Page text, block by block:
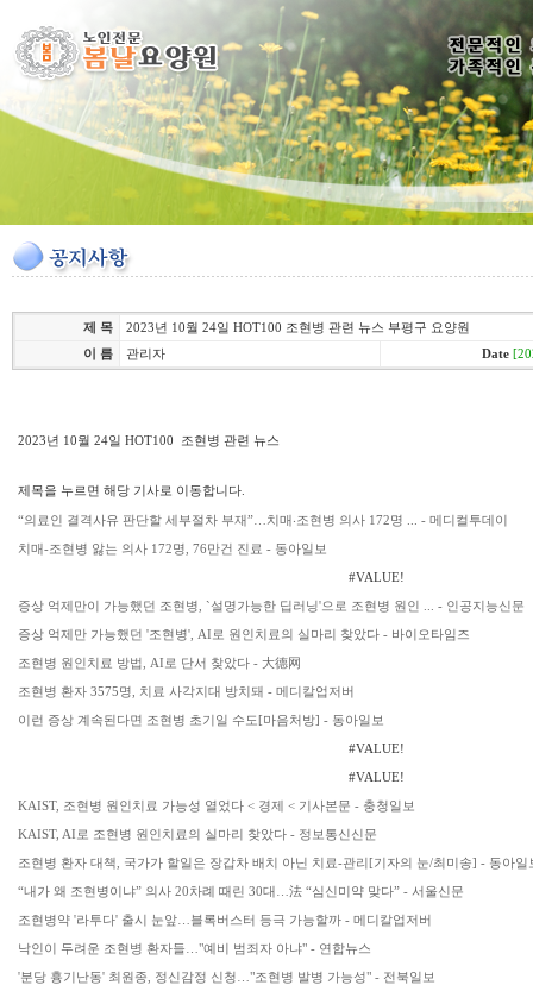
제 목
2023년 10월 24일 HOT100 조현병 관련 뉴스 부평구 요양원
이 름
관리자 Date
2023년 10월 24일 HOT100 조현병 관련 뉴스
제목을 누르면 해당 기사로 이동합니다.
“의료인 결격사유 판단할 세부절차 부재”…치매‧조현병 의사 172명 ... - 메디컬투데이
치매-조현병 앓는 의사 172명, 76만건 진료 - 동아일보
#VALUE!
증상 억제만이 가능했던 조현병, `설명가능한 딥러닝'으로 조현병 원인 ... - 인공지능신문
증상 억제만 가능했던 '조현병', AI로 원인치료의 실마리 찾았다 - 바이오타임즈
조현병 원인치료 방법, AI로 단서 찾았다 - 大德网
조현병 환자 3575명, 치료 사각지대 방치돼 - 메디칼업저버
이런 증상 계속된다면 조현병 초기일 수도[마음처방] - 동아일보
#VALUE!
#VALUE!
KAIST, 조현병 원인치료 가능성 열었다 < 경제 < 기사본문 - 충청일보
KAIST, AI로 조현병 원인치료의 실마리 찾았다 - 정보통신신문
조현병 환자 대책, 국가가 할일은 장갑차 배치 아닌 치료-관리[기자의 눈/최미송] - 동아일
“내가 왜 조현병이냐” 의사 20차례 때린 30대…法 “심신미약 맞다” - 서울신문
조현병약 '라투다' 출시 눈앞…블록버스터 등극 가능할까 - 메디칼업저버
낙인이 두려운 조현병 환자들…"예비 범죄자 아냐" - 연합뉴스
'분당 흉기난동' 최원종, 정신감정 신청…"조현병 발병 가능성" - 전북일보